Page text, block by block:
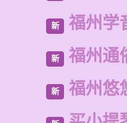
新 福州学
新 福州通
新 福州悠